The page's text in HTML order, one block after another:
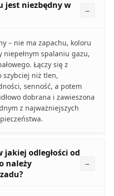
jest niezbędny w
– nie ma zapachu, koloru
spalaniu gazu,
Łączy się z
szybciej niż tlen,
senność, a potem
dobrana i zawieszona
z najważniejszych
odległości od
należy